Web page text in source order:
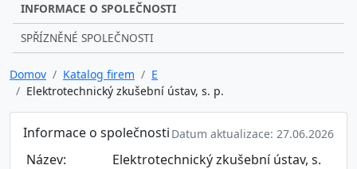
INFORMACE O SPOLEČNOSTI
SPŘÍZNĚNÉ SPOLEČNOSTI
Domov Katalog firem
E
Elektrotechnický zkušební ústav, s. p.
Informace o společnosti Datum aktualizace: 27.06.2026
Název:
Elektrotechnický zkušební ústav, s.